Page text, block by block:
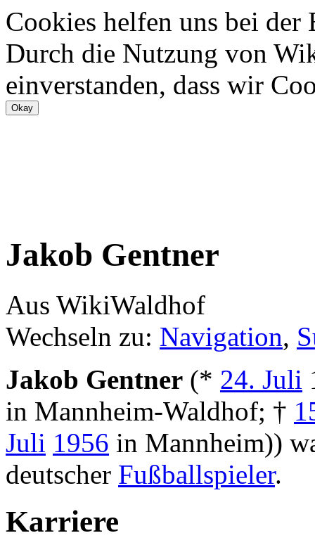
Cookies helfen uns bei
Durch die Nutzung von
einverstanden, dass wir
Jakob Gentner
Aus WikiWaldhof
Wechseln zu: Navigation,
Jakob Gentner (* 24. Juli
in Mannheim-Waldhof; †
Juli 1956 in Mannheim))
deutscher Fußballspieler.
Karriere